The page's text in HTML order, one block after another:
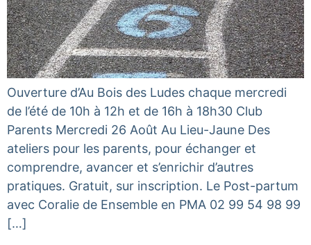
Ouverture d’Au Bois des Ludes chaque mercredi
de l’été de 10h à 12h et de 16h à 18h30 Club
Parents Mercredi 26 Août Au Lieu-Jaune Des
ateliers pour les parents, pour échanger et
comprendre, avancer et s’enrichir d’autres
pratiques. Gratuit, sur inscription. Le Post-partum
avec Coralie de Ensemble en PMA 02 99 54 98 99
[…]